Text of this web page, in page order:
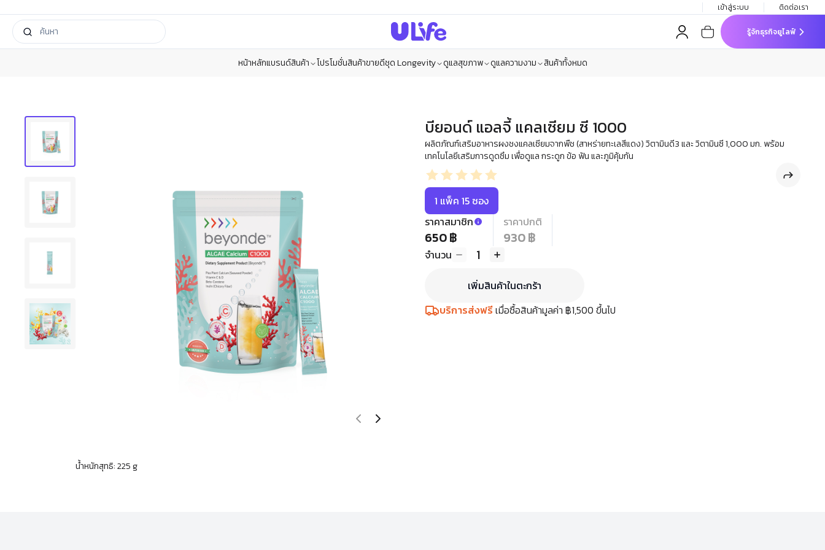
เข้าสู่ระบบ ติดต่อเรา
รู้จักธุรกิจยูไลฟ์
หน้าหลักแบรนด์สินค้า โปรโมชั่นสินค้าขายดีชุด Longevity ดูแลสุขภาพ ดูแลความงาม สินค้าทั้งหมด
น้ำหนักสุทธิ: 225 g
บียอนด์ แอลจี้ แคลเซียม ซี 1000
ผลิตภัณฑ์เสริมอาหารผงชงแคลเซียมจากพืช (สาหร่ายทะเลสีแดง) วิตามินดี3 และ วิตามินซี 1,000 มก. พร้อม
เทคโนโลยีเสริมการดูดซึม เพื่อดูแล กระดูก ข้อ ฟัน และภูมิคุ้มกัน
1 แพ็ค 15 ซอง
ราคาสมาชิก
650 ฿
ราคาปกติ
930 ฿
จำนวน 1
เพิ่มสินค้าในตะกร้า
บริการส่งฟรีเมื่อซื้อสินค้ามูลค่า ฿1,500 ขึ้นไป